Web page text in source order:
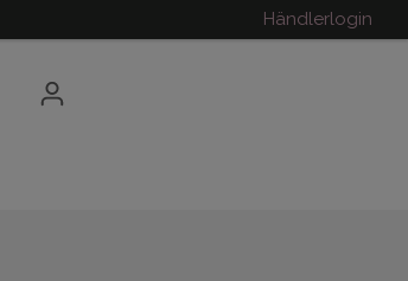
Händlerlogin